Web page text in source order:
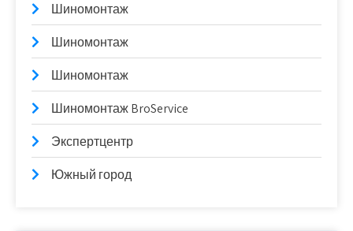
Шиномонтаж
Шиномонтаж
Шиномонтаж
Шиномонтаж BroService
Экспертцентр
Южный город